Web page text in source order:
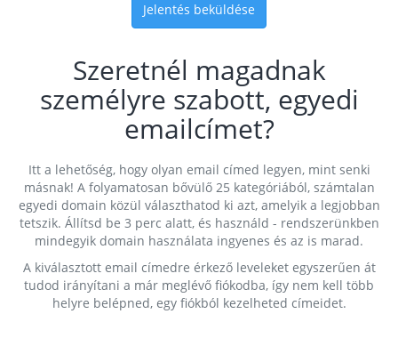
Jelentés beküldése
Szeretnél magadnak
személyre szabott, egyedi
emailcímet?
Itt a lehetőség, hogy olyan email címed legyen, mint senki
másnak! A folyamatosan bővülő 25 kategóriából, számtalan
egyedi domain közül választhatod ki azt, amelyik a legjobban
tetszik. Állítsd be 3 perc alatt, és használd - rendszerünkben
mindegyik domain használata ingyenes és az is marad.
A kiválasztott email címedre érkező leveleket egyszerűen át
tudod irányítani a már meglévő fiókodba, így nem kell több
helyre belépned, egy fiókból kezelheted címeidet.